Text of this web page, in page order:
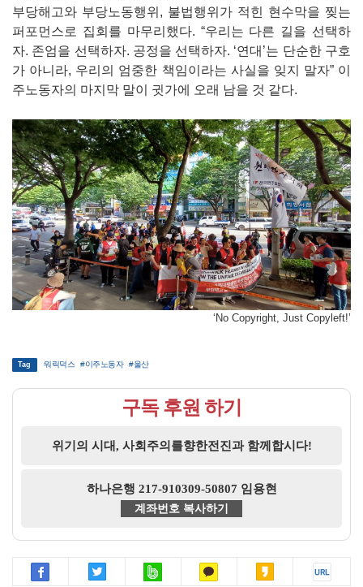
부당해고와 부당노동행위, 불법행위가 적힌 현수막을 찢는
퍼포먼스로 집회를 마무리했다. “우리는 다른 길을 선택하
자. 존엄을 선택하자. 공정을 선택하자. ‘연대’는 단순한 구호
가 아니라, 우리의 엄중한 책임이라는 사실을 잊지 말자” 이
주노동자의 마지막 말이 귓가에 오래 남을 것 같다.
‘No Copyright, Just Copyleft!’
Tag #워릭덕스 #이주노동자 #울산
구독 후원 하기
위기의 시대, 사회주의를향한전진과 함께합시다!
하나은행 217-910309-50807 임용현
계좌번호 복사하기